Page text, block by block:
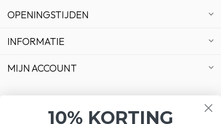
OPENINGSTIJDEN
INFORMATIE
MIJN ACCOUNT
10% KORTING